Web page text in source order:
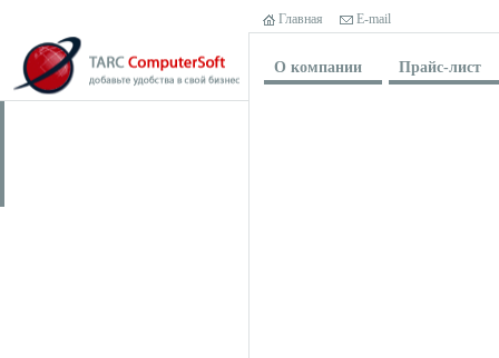
Главная E-mail
О компании Прайс-лист